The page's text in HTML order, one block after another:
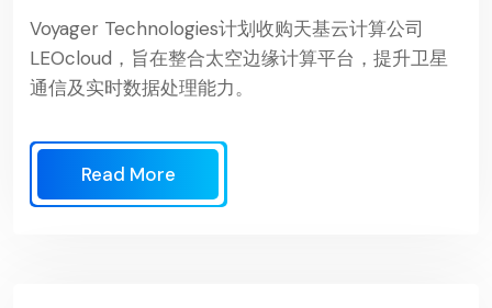
Voyager Technologies计划收购天基云计算公司
LEOcloud，旨在整合太空边缘计算平台，提升卫星
通信及实时数据处理能力。
Read More